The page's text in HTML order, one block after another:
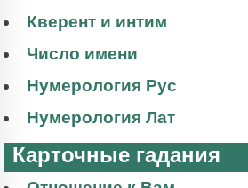
Кверент и интим
Число имени
Нумерология Рус
Нумерология Лат
Карточные гадания